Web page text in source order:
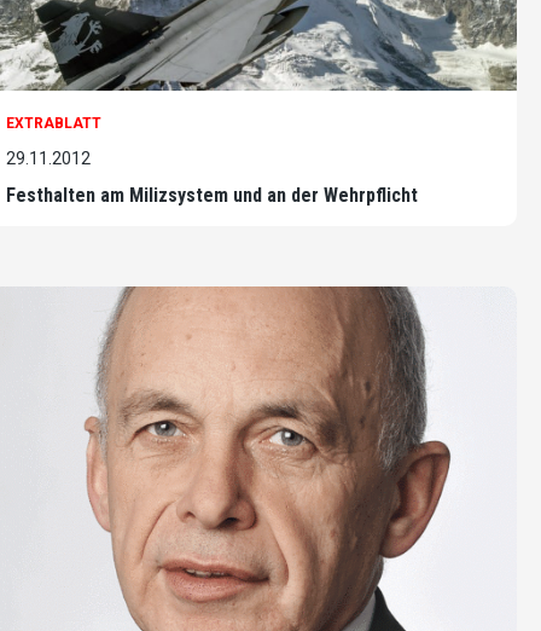
EXTRABLATT
29.11.2012
Festhalten am Milizsystem und an der Wehrpflicht